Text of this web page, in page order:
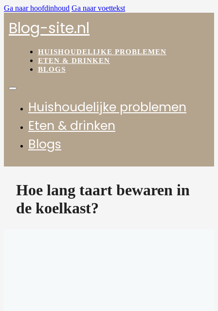
Ga naar hoofdinhoud Ga naar voettekst
Blog-site.nl
HUISHOUDELIJKE PROBLEMEN
ETEN & DRINKEN
BLOGS
Huishoudelijke problemen
Eten & drinken
Blogs
Hoe lang taart bewaren in
de koelkast?